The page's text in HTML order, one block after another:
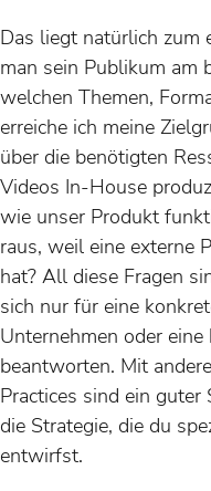
Das liegt natürlich zum
man sein Publikum am
welchen Themen,
erreiche ich meine
über die benötigten
Videos In-House
wie unser Produkt
raus, weil eine externe
hat? All diese Fragen
sich nur für eine
Unternehmen oder
beantworten. Mit
Practices sind ein
die Strategie, die du
entwirfst.